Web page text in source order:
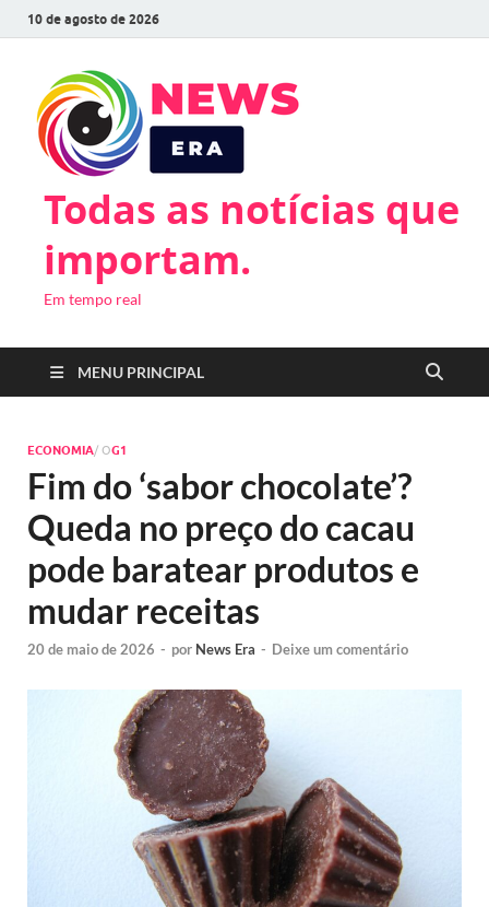
10 de agosto de 2026
Todas as notícias que
importam.
Em tempo real
MENU PRINCIPAL
ECONOMIA/ OG1
Fim do ‘sabor chocolate’?
Queda no preço do cacau
pode baratear produtos e
mudar receitas
20 de maio de 2026 - por News Era - Deixe um comentário